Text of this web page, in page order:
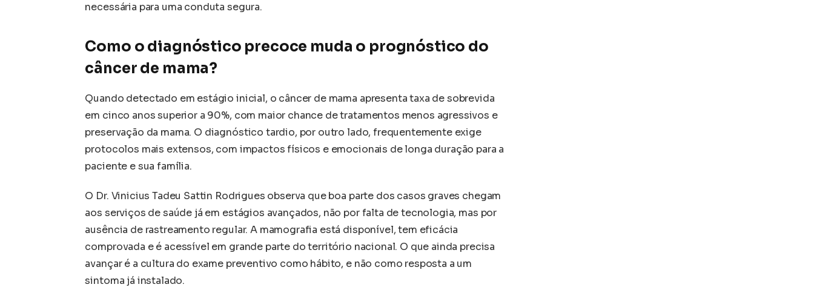
necessária para uma conduta segura.
Como o diagnóstico precoce muda o prognóstico do
câncer de mama?
Quando detectado em estágio inicial, o câncer de mama apresenta taxa de sobrevida
em cinco anos superior a 90%, com maior chance de tratamentos menos agressivos e
preservação da mama. O diagnóstico tardio, por outro lado, frequentemente exige
protocolos mais extensos, com impactos físicos e emocionais de longa duração para a
paciente e sua família.
O Dr. Vinicius Tadeu Sattin Rodrigues observa que boa parte dos casos graves chegam
aos serviços de saúde já em estágios avançados, não por falta de tecnologia, mas por
ausência de rastreamento regular. A mamografia está disponível, tem eficácia
comprovada e é acessível em grande parte do território nacional. O que ainda precisa
avançar é a cultura do exame preventivo como hábito, e não como resposta a um
sintoma já instalado.